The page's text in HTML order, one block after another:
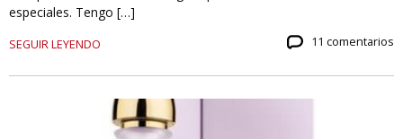
especiales. Tengo […]
SEGUIR LEYENDO 11 comentarios